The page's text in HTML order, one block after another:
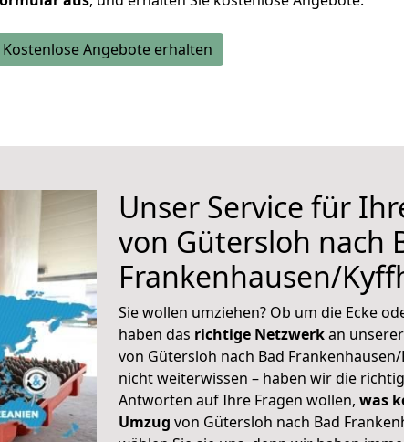
Kostenlose Angebote erhalten
Unser Service für
von Gütersloh nach
Frankenhausen/
Sie wollen umziehen? Ob um die Ecke
haben das richtige Netzwerkan
von Gütersloh nach Bad
nicht weiterwissen – haben wir die
Antworten auf Ihre Fragen wollen, was
Umzug von Gütersloh nach Bad